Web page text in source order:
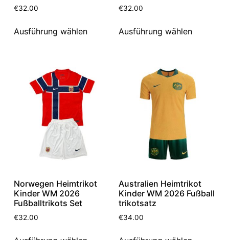
€32.00
Ausführung wählen
€32.00
Ausführung wählen
Norwegen Heimtrikot
Kinder WM 2026
Fußballtrikots Set
€32.00
Australien Heimtrikot
Kinder WM 2026 Fußball
trikotsatz
€34.00